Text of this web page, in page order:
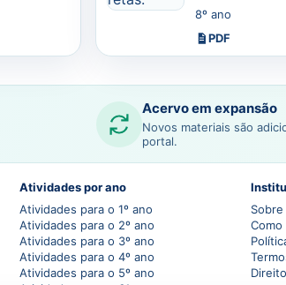
8º ano
PDF
Acervo em expansão
Novos materiais são
portal.
Atividades por ano
Atividades para o 1º ano
Atividades para o 2º ano
Atividades para o 3º ano
Atividades para o 4º ano
Atividades para o 5º ano